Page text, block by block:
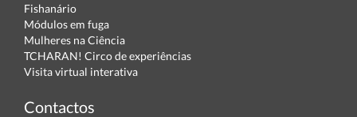
Fishanário
Módulos em fuga
Mulheres na Ciência
TCHARAN! Circo de experiências
Visita virtual interativa
Contactos